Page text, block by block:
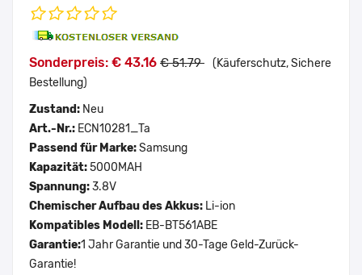
Sonderpreis: € 43.16 € 51.79 (Käuferschutz, Sichere
Bestellung)
Zustand: Neu
Art.-Nr.: ECN10281_Ta
Passend für Marke:Samsung
Kapazität:5000MAH
Spannung:3.8V
Chemischer Aufbau des Akkus: Li-ion
Kompatibles Modell: EB-BT561ABE
Garantie:1 Jahr Garantie und 30-Tage Geld-Zurück-
Garantie!